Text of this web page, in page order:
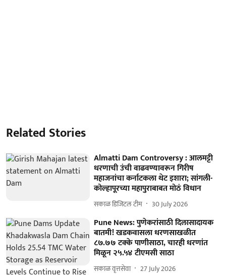
Related Stories
Almatti Dam Controversy : आलमट्टी
धरणाची उंची वाढवण्यावरून गिरीष
महाजनांचा कर्नाटकला थेट इशारा; सांगली-
कोल्हापूरच्या महापुराबाबत मोठं विधान
सकाळ डिजिटल टीम 30 July 2026
Pune News: पुणेकरांसाठी दिलासादायक
बातमी! खडकवासला धरणसाखळीत
८७.७७ टक्के पाणीसाठा, चारही धरणांत
मिळून २५.५४ टीएमसी साठा
सकाळ वृत्तसेवा 27 July 2026